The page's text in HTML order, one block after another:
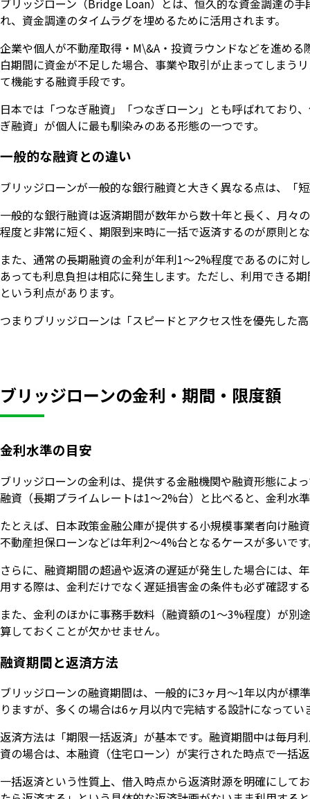
れ、資金調達のタイムラグを埋めるために活用されます。
企業や個人が不動産取得・M\&A・投資ラウンドなどを進め
白期間に資金が不足した場合、事業や取引が止まってしまう
て機能する融資手段です。
日本では「つなぎ融資」「つなぎローン」とも呼ばれており
ぎ融資」が個人に最も馴染みのある形態の一つです。
一般的な融資との違い
ブリッジローンが一般的な銀行融資と大きく異なる点は、「
一般的な銀行融資は返済期間が数年から数十年と長く、月々
程度と非常に短く、期限到来時に一括で返済するのが原則と
また、通常の長期融資の金利が年利1〜2%程度であるのに
あっても利息負担は相応に発生します。ただし、利用できる
という利点があります。
つまりブリッジローンは「スピードとアクセス性を優先した
ブリッジローンの金利・期間・限度額
金利水準の目安
ブリッジローンの金利は、提供する金融機関や融資形態によ
融資（長期プライムレートは1〜2%台）と比べると、金利水
たとえば、日本政策金融公庫が提供する小規模事業者向け融
不動産担保ローンなどは年利2〜4%台となるケースが多いで
さらに、融資期間の超過や返済の遅延が発生した場合には、
用する際は、金利だけでなく遅延損害金の条件も必ず確認す
また、金利のほかに事務手数料（融資額の1〜3%程度）が別
算しておくことが欠かせません。
融資期間と返済方法
ブリッジローンの融資期間は、一般的に3ヶ月〜1年以内が標
りますが、多くの場合は6ヶ月以内で完結する設計になってい
返済方法は「期限一括返済」が基本です。融資期間中は毎月
資の場合は、本融資（住宅ローン）が実行された時点で一括
一括返済という性質上、借入時点から返済財源を明確にして